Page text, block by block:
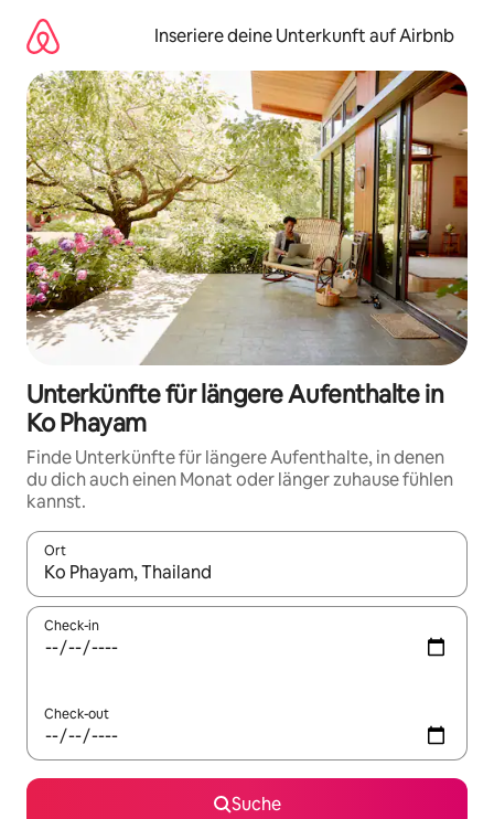
Inhalten
springen
Inseriere deine Unterkunft auf Airbnb
Unterkünfte für längere Aufenthalte in
Ko Phayam
Finde Unterkünfte für längere Aufenthalte, in denen
du dich auch einen Monat oder länger zuhause fühlen
kannst.
Ort
Wenn Ergebnisse verfügbar sind, navigiere mit den
Check-in
Check-out
Suche